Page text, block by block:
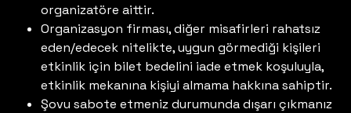
organizatöre aittir.
Organizasyon firması, diğer misafirleri rahatsız
eden/edecek nitelikte, uygun görmediği kişileri
etkinlik için bilet bedelini iade etmek koşuluyla,
etkinlik mekanına kişiyi almama hakkına sahiptir.
Şovu sabote etmeniz durumunda dışarı çıkmanız